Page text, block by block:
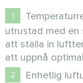
utrustad med
att ställa in
att uppnå
Enhetlig